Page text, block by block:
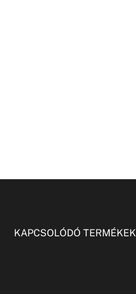
KAPCSOLÓDÓ TERMÉKEK